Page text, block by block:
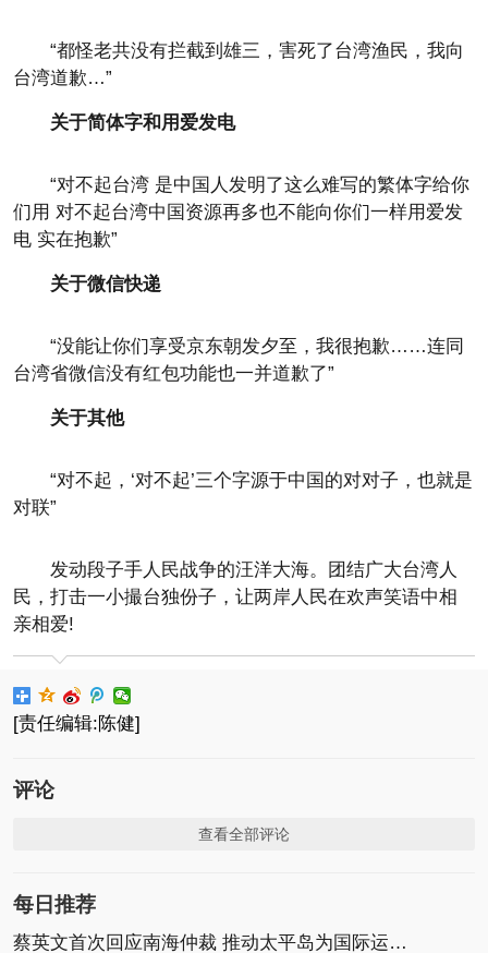
“都怪老共没有拦截到雄三，害死了台湾渔民，我向
台湾道歉…”
关于简体字和用爱发电
“对不起台湾 是中国人发明了这么难写的繁体字给你
们用 对不起台湾中国资源再多也不能向你们一样用爱发
电 实在抱歉”
关于微信快递
“没能让你们享受京东朝发夕至，我很抱歉……连同
台湾省微信没有红包功能也一并道歉了”
关于其他
“对不起，‘对不起’三个字源于中国的对对子，也就是
对联”
发动段子手人民战争的汪洋大海。团结广大台湾人
民，打击一小撮台独份子，让两岸人民在欢声笑语中相
亲相爱!
[责任编辑:陈健]
评论
查看全部评论
每日推荐
蔡英文首次回应南海仲裁 推动太平岛为国际运补基地